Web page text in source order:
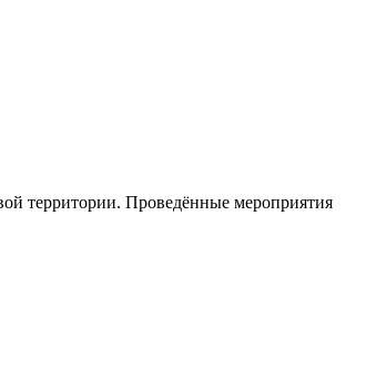
территории. Проведённые мероприятия